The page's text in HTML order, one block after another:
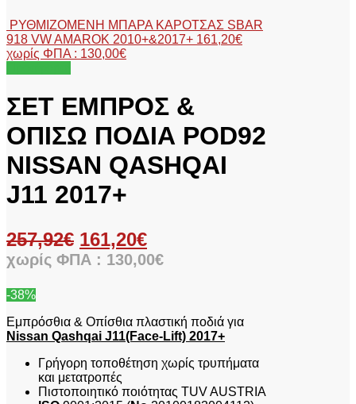
ΡΥΘΜΙΖΟΜΕΝΗ ΜΠΑΡΑ ΚΑΡΟΤΣΑΣ SBAR
918 VW AMAROK 2010+&2017+ 161,20€
χωρίς ΦΠΑ : 130,00€
ΣΕΤ ΕΜΠΡΟΣ &
ΟΠΙΣΩ ΠΟΔΙΑ POD92
NISSAN QASHQAI
J11 2017+
257,92€ 161,20€
χωρίς ΦΠΑ : 130,00€
-38%
Εμπρόσθια & Οπίσθια πλαστική ποδιά για
Nissan Qashqai J11(Face-Lift) 2017+
Γρήγορη τοποθέτηση χωρίς τρυπήματα
και μετατροπές
Πιστοποιητικό ποιότητας TUV AUSTRIA